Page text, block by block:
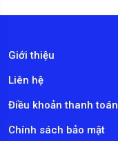
Giới thiệu
Liên hệ
Điều khoản thanh toán
Chính sách bảo mật